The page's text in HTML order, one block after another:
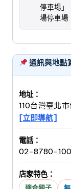
停車場」
場停車場
通訊與地點
地址：
110台灣臺北
[立即導航]
電話：
02-8780-
店家特色：